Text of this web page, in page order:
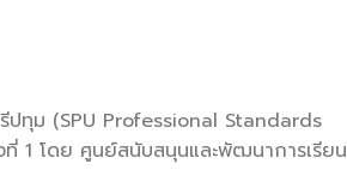
ปทุม (SPU Professional Standards
1 โดย ศูนย์สนับสนุนและพัฒนาการเรียน